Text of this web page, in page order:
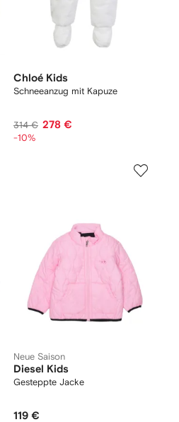
Chloé Kids
Schneeanzug mit Kapuze
314 € 278 €
-10%
Neue Saison
Diesel Kids
Gesteppte Jacke
119 €